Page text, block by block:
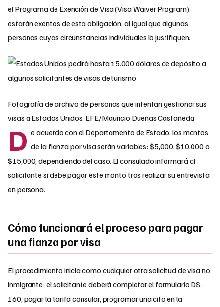
el Programa de Exención de Visa (Visa Waiver Program)
estarán exentos de esta obligación, al igual que algunas
personas cuyas circunstancias individuales lo justifiquen.
Fotografía de archivo de personas que intentan gestionar sus
visas a Estados Unidos. EFE/Mauricio Dueñas Castañeda
D e acuerdo con el Departamento de Estado, los montos
de la fianza por visa serán variables: $5,000, $10,000 o
$15,000, dependiendo del caso. El consulado informará al
solicitante si debe pagar este monto tras realizar su entrevista
en persona.
Cómo funcionará el proceso para pagar
una fianza por visa
El procedimiento inicia como cualquier otra solicitud de visa no
inmigrante: el solicitante deberá completar el formulario DS-
160, pagar la tarifa consular, programar una cita en la